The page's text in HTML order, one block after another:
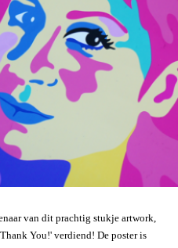
van dit prachtig stukje artwork,
You!' verdiend! De poster is